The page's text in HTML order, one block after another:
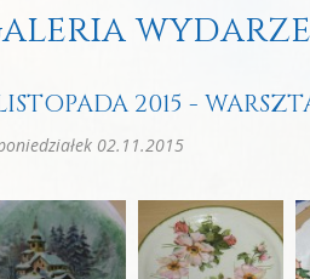
2015 -
02.11.2015